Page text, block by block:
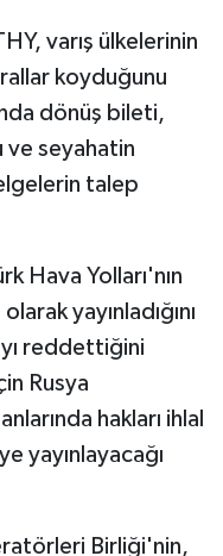
varış ülkelerinin
koyduğunu
dönüş bileti,
seyahatin
talep
Hava Yolları'nın
yayınladığını
reddettiğini
Rusya
hakları ihlal
yayınlayacağı
Birliği'nin,